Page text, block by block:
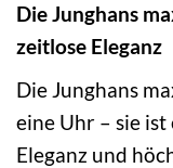
Die Junghans
zeitlose Eleganz
Die Junghans
eine Uhr – sie
Eleganz und